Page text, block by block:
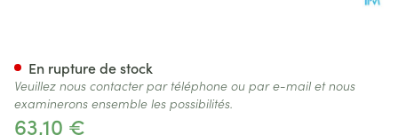
63,10 €
En rupture de stock
Veuillez nous contacter par téléphone ou par e-mail et nous
examinerons ensemble les possibilités.